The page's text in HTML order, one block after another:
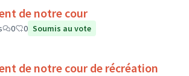
de notre cour
0 0 Soumis au vote
de notre cour de récréation